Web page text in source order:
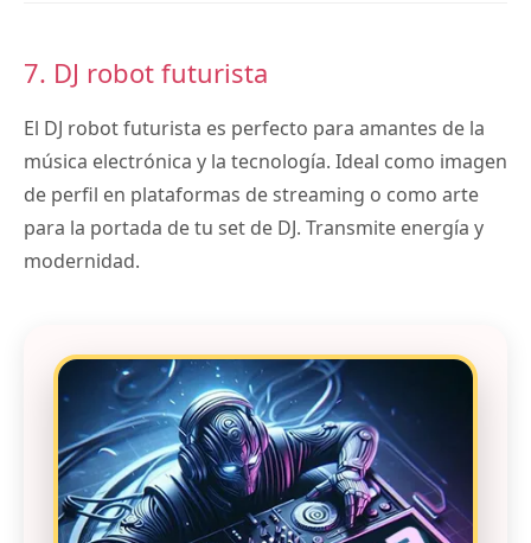
7. DJ robot futurista
El DJ robot futurista es perfecto para amantes de la
música electrónica y la tecnología. Ideal como imagen
de perfil en plataformas de streaming o como arte
para la portada de tu set de DJ. Transmite energía y
modernidad.